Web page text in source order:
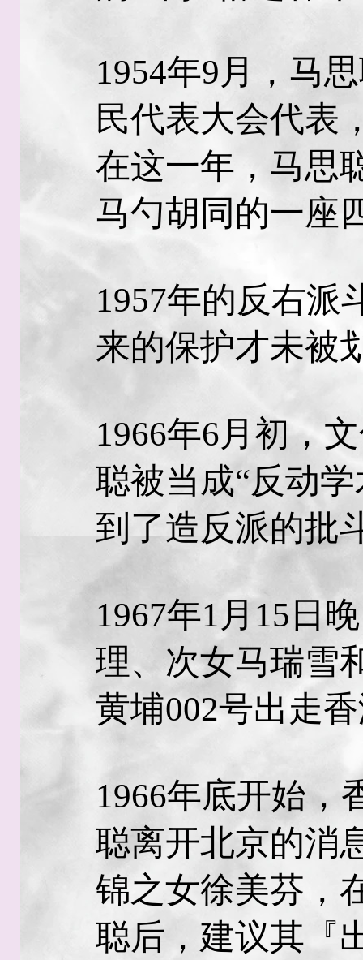
1954年9月，马
民代表大会代表
在这一年，马思
马勺胡同的一座
1957年的反右派
来的保护才未被
1966年6月初，
聪被当成“反动
到了造反派的批
1967年1月15日
理、次女马瑞雪
黄埔002号出走
1966年底开始，
聪离开北京的消
锦之女徐美芬，
聪后，建议其『